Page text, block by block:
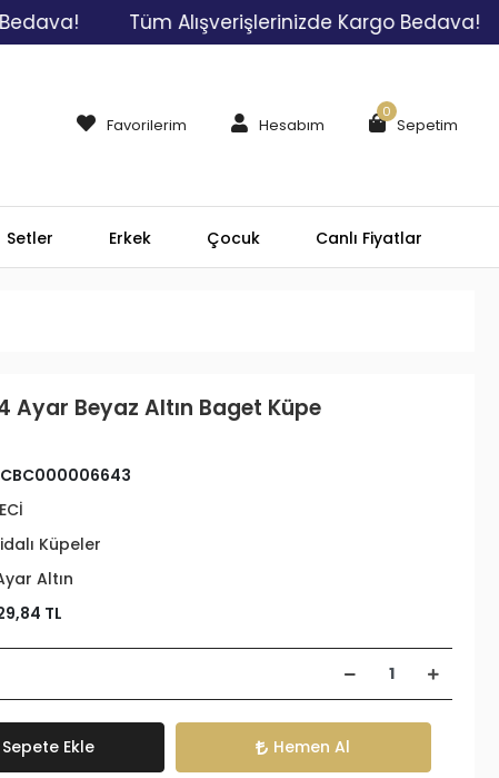
Tüm Alışverişlerinizde Kargo Bedava!
Favorilerim Hesabım Sepetim
0
Setler Erkek Çocuk Canlı Fiyatlar
Ayar Beyaz Altın Baget Küpe
CBC000006643
Küpeler
Altın
TL
Sepete Ekle Hemen Al